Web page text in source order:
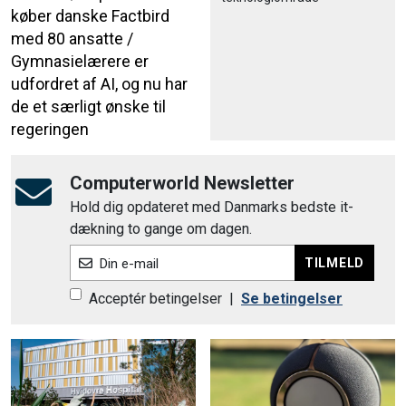
køber danske Factbird
med 80 ansatte /
Gymnasielærere er
udfordret af AI, og nu har
de et særligt ønske til
regeringen
Computerworld Newsletter
Hold dig opdateret med Danmarks bedste it-
dækning to gange om dagen.
Din e-mail TILMELD
Acceptér betingelser Se betingelser